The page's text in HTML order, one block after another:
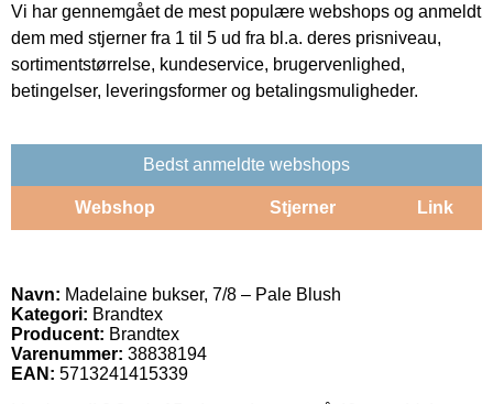
Vi har gennemgået de mest populære webshops og anmeldt
dem med stjerner fra 1 til 5 ud fra bl.a. deres prisniveau,
sortimentstørrelse, kundeservice, brugervenlighed,
betingelser, leveringsformer og betalingsmuligheder.
Bedst anmeldte webshops
Webshop Stjerner Link
Navn: Madelaine bukser, 7/8 – Pale Blush
Kategori: Brandtex
Producent: Brandtex
Varenummer: 38838194
EAN: 5713241415339